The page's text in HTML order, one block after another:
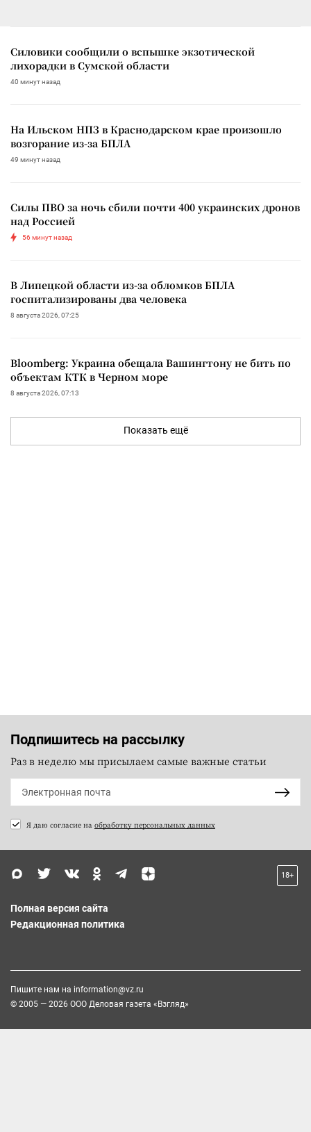
Силовики сообщили о вспышке экзотической
лихорадки в Сумской области
40 минут назад
На Ильском НПЗ в Краснодарском крае произошло
возгорание из-за БПЛА
49 минут назад
Силы ПВО за ночь сбили почти 400 украинских дронов
над Россией
56 минут назад
В Липецкой области из-за обломков БПЛА
госпитализированы два человека
8 августа 2026, 07:25
Bloomberg: Украина обещала Вашингтону не бить по
объектам КТК в Черном море
8 августа 2026, 07:13
Показать ещё
Подпишитесь на рассылку
Раз в неделю мы присылаем самые важные статьи
Я даю согласие на обработку персональных данных
18+
Полная версия сайта
Редакционная политика
Пишите нам на information@vz.ru
© 2005 — 2026 ООО Деловая газета «Взгляд»